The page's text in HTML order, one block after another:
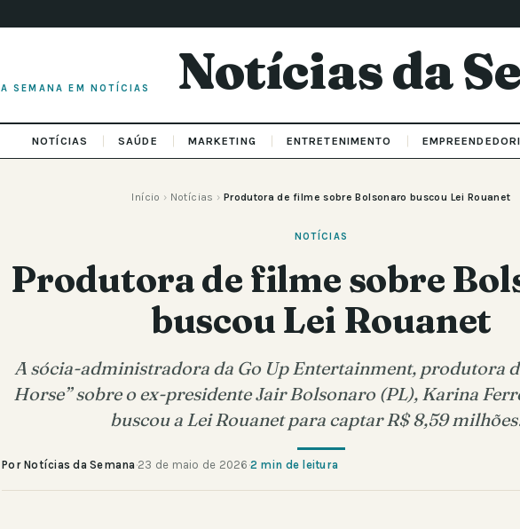
A SEMANA EM NOTÍCIAS Notícias da
NOTÍCIAS SAÚDE MARKETING ENTRETENIMENTO
Início › Notícias › Produtora de filme sobre Bolsonaro buscou Lei Rouanet
NOTÍCIAS
Produtora de filme sobre
buscou Lei Rouanet
A sócia-administradora da Go Up Entertainment, produtora
Horse” sobre o ex-presidente Jair Bolsonaro (PL), Karina
buscou a Lei Rouanet para captar R$ 8,59
Por Notícias da Semana ·23 de maio de 2026 ·2 min de leitura